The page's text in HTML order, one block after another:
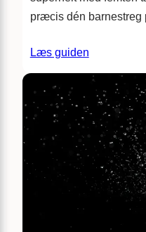
præcis dén
Læs guiden